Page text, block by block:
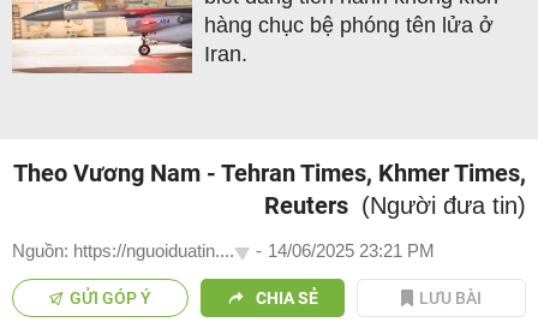
hàng chục bệ phóng tên lửa ở
Iran.
Theo Vương Nam - Tehran Times, Khmer Times,
Reuters (Người đưa tin)
Nguồn: https://nguoiduatin.... - 14/06/2025 23:21 PM
GỬI GÓP Ý CHIA SẺ LƯU BÀI